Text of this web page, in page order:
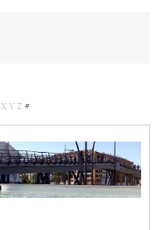
X Y Z #